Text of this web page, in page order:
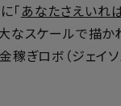
「あなたさえいれ
なスケールで描
ぎロボ（ジェイソ